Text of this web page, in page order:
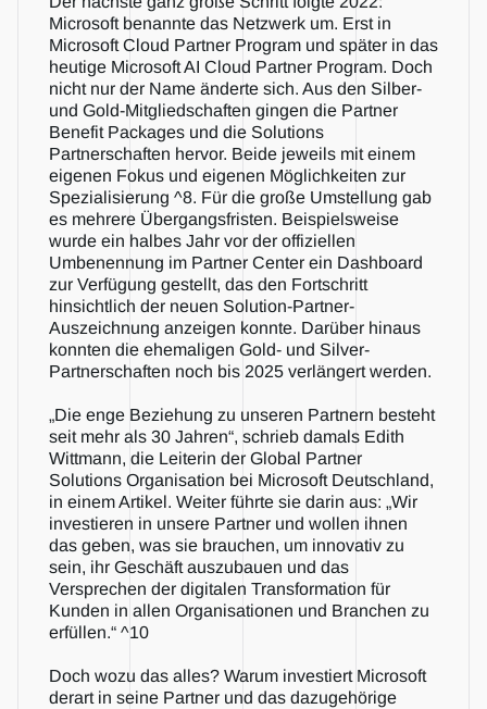
Microsoft benannte das Netzwerk um. Erst in
Microsoft Cloud Partner Program und später in das
heutige Microsoft AI Cloud Partner Program. Doch
nicht nur der Name änderte sich. Aus den Silber-
und Gold-Mitgliedschaften gingen die Partner
Benefit Packages und die Solutions
Partnerschaften hervor. Beide jeweils mit einem
eigenen Fokus und eigenen Möglichkeiten zur
Spezialisierung ^8. Für die große Umstellung gab
es mehrere Übergangsfristen. Beispielsweise
wurde ein halbes Jahr vor der offiziellen
Umbenennung im Partner Center ein Dashboard
zur Verfügung gestellt, das den Fortschritt
hinsichtlich der neuen Solution-Partner-
Auszeichnung anzeigen konnte. Darüber hinaus
konnten die ehemaligen Gold- und Silver-
Partnerschaften noch bis 2025 verlängert werden.
„Die enge Beziehung zu unseren Partnern besteht
seit mehr als 30 Jahren“, schrieb damals Edith
Wittmann, die Leiterin der Global Partner
Solutions Organisation bei Microsoft Deutschland,
in einem Artikel. Weiter führte sie darin aus: „Wir
investieren in unsere Partner und wollen ihnen
das geben, was sie brauchen, um innovativ zu
sein, ihr Geschäft auszubauen und das
Versprechen der digitalen Transformation für
Kunden in allen Organisationen und Branchen zu
erfüllen.“ ^10
Doch wozu das alles? Warum investiert Microsoft
derart in seine Partner und das dazugehörige